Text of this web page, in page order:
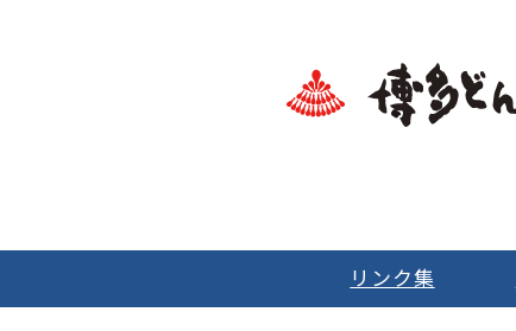
リンク集